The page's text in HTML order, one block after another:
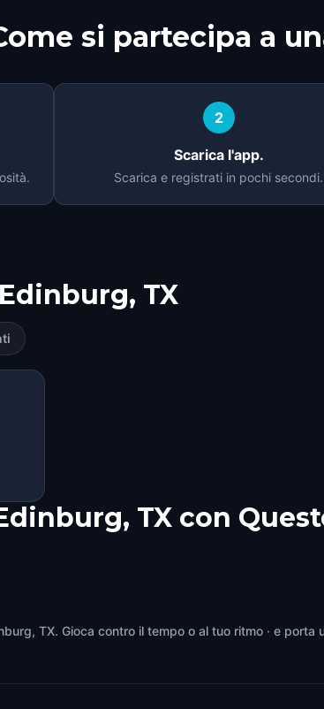
si partecipa a
2
Scarica l'app.
Scarica e registrati in pochi secondi.
Edinburg, TX
TX con
TX. Gioca contro il tempo o al tuo ritmo · e